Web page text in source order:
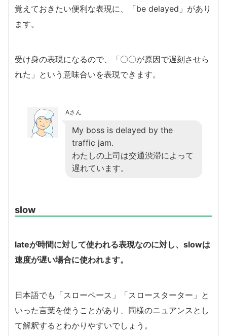
覚えておきたい便利な表現に、「be delayed」があり
ます。
受け身の表現になるので、「〇〇が原因で遅刻させら
れた」という意味合いを表現できます。
Aさん
My boss is delayed by the
traffic jam.
わたしの上司は交通渋滞によって
遅れています。
slow
lateが時間に対して使われる表現なのに対し、slowは
速度が遅い場合に使われます。
日本語でも「スローペース」「スロースターター」と
いった言葉を使うことがあり、同様のニュアンスとし
て解釈するとわかりやすいでしょう。